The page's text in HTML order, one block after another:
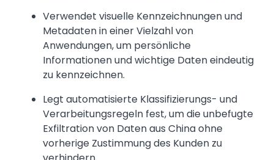
Verwendet visuelle Kennzeichnungen und
Metadaten in einer Vielzahl von
Anwendungen, um persönliche
Informationen und wichtige Daten eindeutig
zu kennzeichnen.
Legt automatisierte Klassifizierungs- und
Verarbeitungsregeln fest, um die unbefugte
Exfiltration von Daten aus China ohne
vorherige Zustimmung des Kunden zu